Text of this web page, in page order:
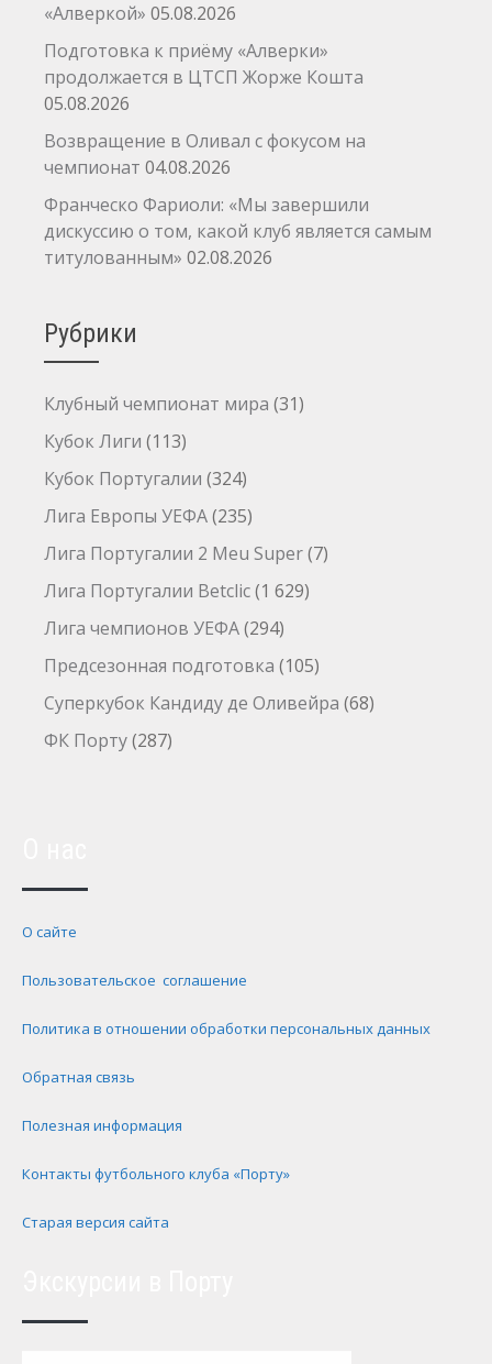
«Алверкой» 05.08.2026
Подготовка к приёму «Алверки»
продолжается в ЦТСП Жорже Кошта
05.08.2026
Возвращение в Оливал с фокусом на
чемпионат 04.08.2026
Франческо Фариоли: «Мы завершили
дискуссию о том, какой клуб является самым
титулованным» 02.08.2026
Рубрики
Клубный чемпионат мира (31)
Кубок Лиги (113)
Кубок Португалии (324)
Лига Европы УЕФА(235)
Лига Португалии 2 Meu Super(7)
Лига Португалии Betclic(1 629)
Лига чемпионов УЕФА(294)
Предсезонная подготовка (105)
Суперкубок Кандиду де Оливейра (68)
ФК Порту(287)
О сайте
Пользовательское соглашение
Политика в отношении обработки персональных данных
Обратная связь
Полезная информация
Контакты футбольного клуба «Порту»
Старая версия сайта